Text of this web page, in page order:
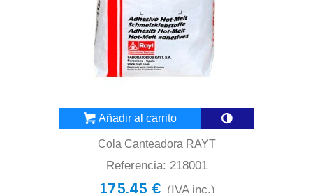
Añadir al carrito
Cola Canteadora RAYT
Referencia: 218001
175,45 € (IVA inc.)